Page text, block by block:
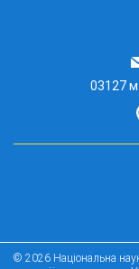
03127
© 2026 Національна